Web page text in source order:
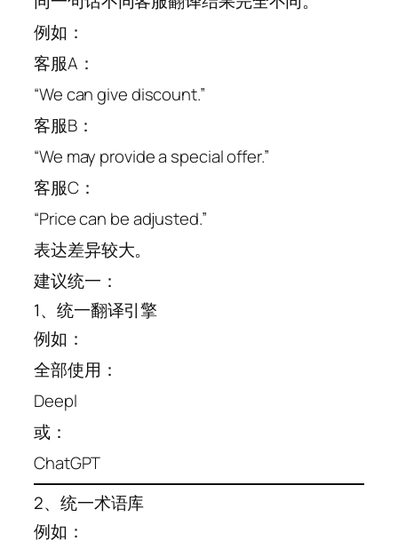
例如：
客服A：
“We can give discount.”
客服B：
“We may provide a special offer.”
客服C：
“Price can be adjusted.”
表达差异较大。
建议统一：
1、统一翻译引擎
例如：
全部使用：
Deepl
或：
ChatGPT
2、统一术语库
例如：